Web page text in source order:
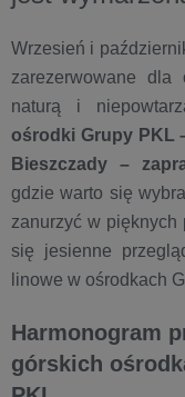
Wrzesień i
zarezerwowane
naturą i
ośrodki Grupy PKL
Bieszczady –
gdzie warto się
zanurzyć w pięknych
się jesienne
linowe w ośrodkach
Harmonogram
górskich